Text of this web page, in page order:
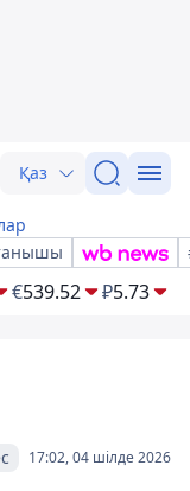
Қаз
€539.52 ₽5.73
17:02, 04 шілде 2026